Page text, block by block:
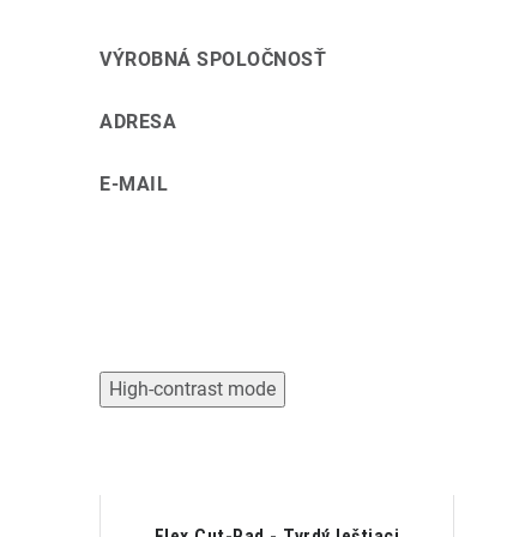
VÝROBNÁ SPOLOČNOSŤ
ADRESA
E-MAIL
High-contrast mode